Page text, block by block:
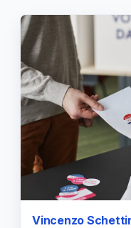
Vincenzo